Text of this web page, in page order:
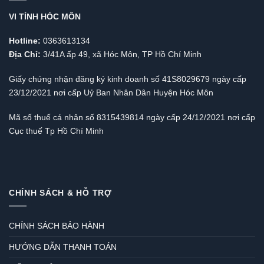
VI TÍNH HÓC MÔN
Hotline: 0363613134
Địa Chỉ: 3/41A ấp 49, xã Hóc Môn, TP Hồ Chí Minh
Giấy chứng nhận đăng ký kinh doanh số 41S8029679 ngày cấp
23/12/2021 nơi cấp Uỷ Ban Nhân Dân Huyện Hóc Môn
Mã số thuế cá nhân số 8315439814 ngày cấp 24/12/2021 nơi cấp
Cục thuế Tp Hồ Chí Minh
CHÍNH SÁCH & HỖ TRỢ
CHÍNH SÁCH BẢO HÀNH
HƯỚNG DẪN THANH TOÁN